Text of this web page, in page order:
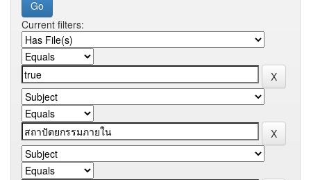
Current filters: